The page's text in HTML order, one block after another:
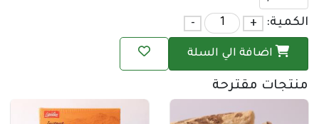
+
اضافة الي السلة
مقترحة